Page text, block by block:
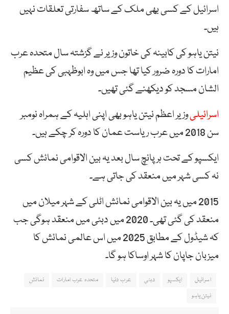
اسرائیل کے کسی بھی ملک کے ساتھ سفارتی تعلقات نہیں
ہیں۔
نیتن یاہو کی کابینہ کی خاتون وزیر نے گزشتہ سال متحدہ عرب
امارات کا دورہ ضرور کیا تھا جس میں وہ ابوظہبی کی عظیم
الشان مسجد کو دیکھنے گئی تھیں۔
اسرائیلیوزیر اعظم نیتن یاہو بھی اپنی اہلیہ کے ہمراہ نومبر
سن 2018 میں عرب ریاست عمان کا دورہ کر چکے ہیں۔
ایکسپو کے تحت ہر پانچ سال بعد یہ بین الاقوامی نمائش کسی
نہ کسی شہر میں منعقد کی جاتی ہے۔
2015 میں یہ بین الاقوامی نمائش اٹلی کے شہر میلان میں
منعقد کی گئی تھی۔ 2020 میں دبئی میں منعقد ہوگی جب
کہ شیڈول کے مطابق 2025 میں اس عالمی نمائش کا
میزبان جاپان کا شہر اوساکا ہو گا۔
اسرائیل ایکسپو دبئی عرب دنیا متحدہ عرب امارات
نمائش
نیتن یاہو